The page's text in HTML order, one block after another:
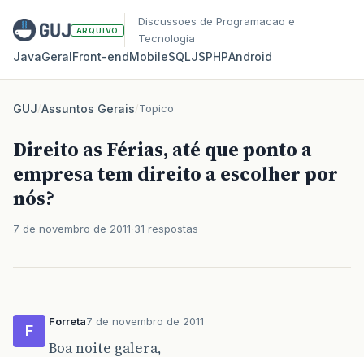
ARQUIVO
Discussoes de Programacao e
Tecnologia
JavaGeralFront‑endMobileSQLJSPHPAndroid
GUJ/Assuntos Gerais/Topico
Direito as Férias, até que ponto a
empresa tem direito a escolher por
nós?
7 de novembro de 2011 31 respostas
F
Forreta7 de novembro de 2011
Boa noite galera,